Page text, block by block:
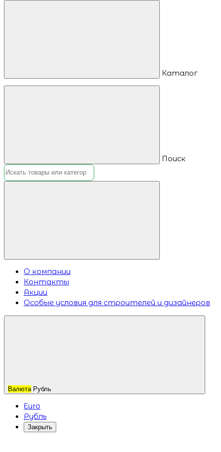
Каталог
Поиск
О компании
Контакты
Акции
Особые условия для строителей и дизайнеров
Валюта Рубль
Euro
Рубль
Закрыть